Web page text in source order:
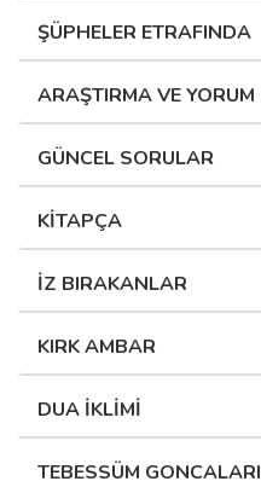
ŞÜPHELER ETRAFINDA
ARAŞTIRMA VE YORUM
GÜNCEL SORULAR
KİTAPÇA
İZ BIRAKANLAR
KIRK AMBAR
DUA İKLİMİ
TEBESSÜM GONCALARI